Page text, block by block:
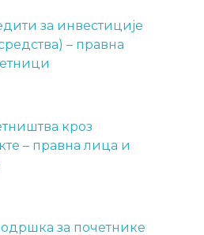
за инвестиције
– правна
кроз
– правна лица и
за почетнике